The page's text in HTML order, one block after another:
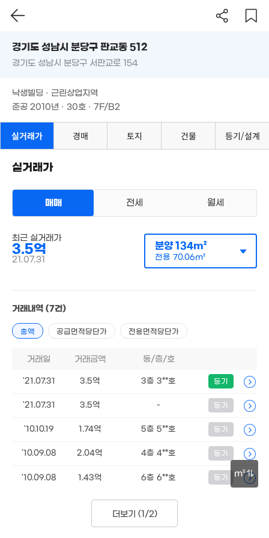
148m²
95억
'20. 07
매물
116.73억
매매 3억 5000만원
전용70m²
16.36
필터 매물 탐색
경기도 성남시 분당구 판교동 512
준공 2010년 · 30호 · 7F/B2
m²
경기도 성남시 분당구 판교동 512
경기도 성남시 분당구 서판교로 154
낙생빌딩 · 근린상업지역
준공 2010년 · 30호 · 7F/B2
실거래가 경매 토지 건물 등기/설계
실거래가
매매 전세 월세
최근 실거래가
3.5억
21.07.31
분양134m²
전용 70.06m²
거래내역 (7건)
총액 공급면적당단가 전용면적당단가
거래일 거래금액 동/층/호
'21.07.31 3.5억 3층 3**호 등기
'21.07.31 3.5억 - 등기
'10.10.19 1.74억 5층 5**호 등기
'10.09.08 2.04억 4층 4**호 등기
'10.09.08 1.43억 6층 6**호 등기
더보기 (1/2)